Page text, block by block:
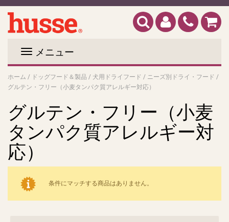
メニュー
ホーム / ドッグフード＆製品 / 犬用ドライフード / ニーズ別ドライ・フード /
グルテン・フリー（小麦タンパク質アレルギー対応）
グルテン・フリー（小麦
タンパク質アレルギー対
応）
条件にマッチする商品はありません。